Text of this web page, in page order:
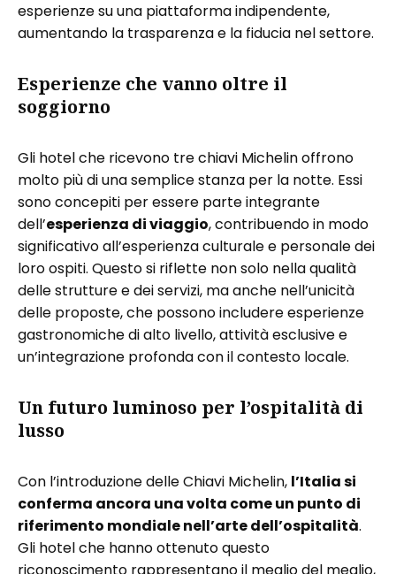
esperienze su una piattaforma indipendente,
aumentando la trasparenza e la fiducia nel settore.
Esperienze che vanno oltre il
soggiorno
Gli hotel che ricevono tre chiavi Michelin offrono
molto più di una semplice stanza per la notte. Essi
sono concepiti per essere parte integrante
dell’esperienza di viaggio, contribuendo in modo
significativo all’esperienza culturale e personale dei
loro ospiti. Questo si riflette non solo nella qualità
delle strutture e dei servizi, ma anche nell’unicità
delle proposte, che possono includere esperienze
gastronomiche di alto livello, attività esclusive e
un’integrazione profonda con il contesto locale.
Un futuro luminoso per l’ospitalità di
lusso
Con l’introduzione delle Chiavi Michelin, l’Italia si
conferma ancora una volta come un punto di
riferimento mondiale nell’arte dell’ospitalità.
Gli hotel che hanno ottenuto questo